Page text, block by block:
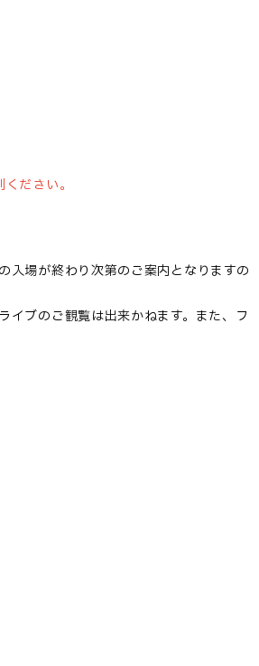
ださい。
入場が終わり次第のご案内となりますの
イブのご観覧は出来かねます。また、フ